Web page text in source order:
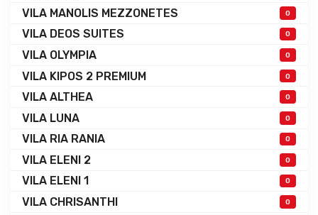
VILA MANOLIS MEZZONETES 0
VILA DEOS SUITES 0
VILA OLYMPIA 0
VILA KIPOS 2 PREMIUM 0
VILA ALTHEA 0
VILA LUNA 0
VILA RIA RANIA 0
VILA ELENI 2 0
VILA ELENI 1 0
VILA CHRISANTHI 0